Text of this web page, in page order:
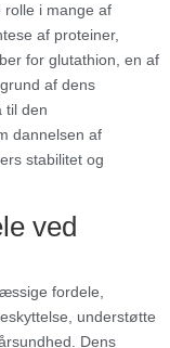
rolle i mange af
af proteiner,
for glutathion, en af
af dens
til den
dannelsen af
stabilitet og
ved
fordele,
understøtte
Dens